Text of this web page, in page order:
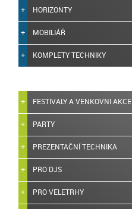
HORIZONTY
MOBILIÁŘ
KOMPLETY TECHNIKY
FESTIVALY A VENKOVNI AKCE
PARTY
PREZENTAČNÍ TECHNIKA
PRO DJS
PRO VELETRHY